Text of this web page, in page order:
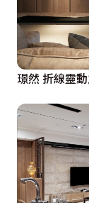
璟然 折線靈